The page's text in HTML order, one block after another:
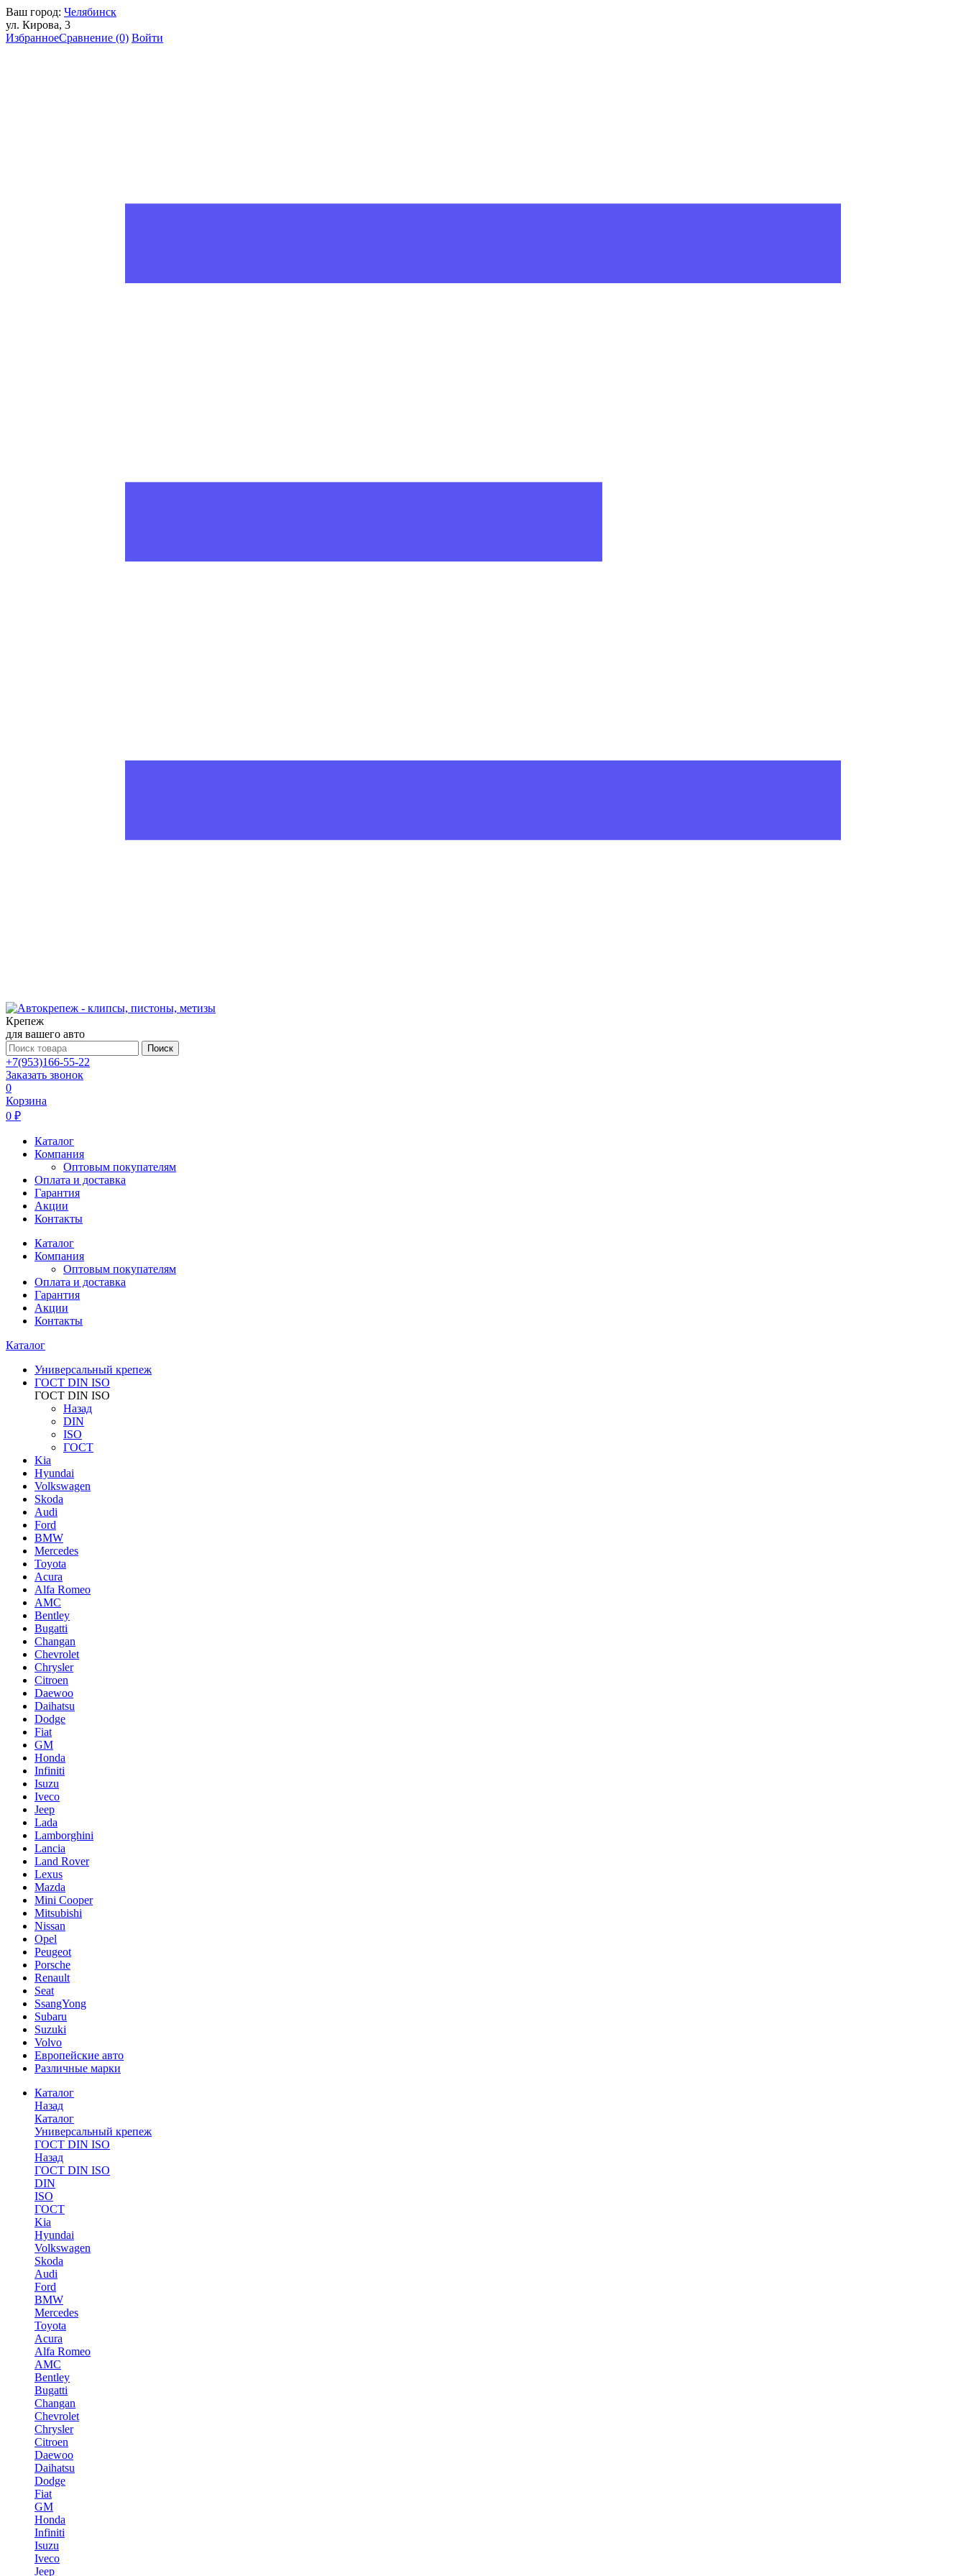
Ваш город: Челябинск
ул. Кирова, 3
ИзбранноеСравнение (0) Войти
Крепеж
для вашего авто
Поиск
+7(953)166-55-22
Заказать звонок
0
Корзина
0 ₽
Каталог
Компания
Оптовым покупателям
Оплата и доставка
Гарантия
Акции
Контакты
Каталог
Компания
Оптовым покупателям
Оплата и доставка
Гарантия
Акции
Контакты
Каталог
Универсальный крепеж
ГОСТ DIN ISO
ГОСТ DIN ISO
Назад
DIN
ISO
ГОСТ
Kia
Hyundai
Volkswagen
Skoda
Audi
Ford
BMW
Mercedes
Toyota
Acura
Alfa Romeo
AMC
Bentley
Bugatti
Changan
Chevrolet
Chrysler
Citroen
Daewoo
Daihatsu
Dodge
Fiat
GM
Honda
Infiniti
Isuzu
Iveco
Jeep
Lada
Lamborghini
Lancia
Land Rover
Lexus
Mazda
Mini Cooper
Mitsubishi
Nissan
Opel
Peugeot
Porsche
Renault
Seat
SsangYong
Subaru
Suzuki
Volvo
Европейские авто
Различные марки
Каталог
Назад
Каталог
Универсальный крепеж
ГОСТ DIN ISO
Назад
ГОСТ DIN ISO
DIN
ISO
ГОСТ
Kia
Hyundai
Volkswagen
Skoda
Audi
Ford
BMW
Mercedes
Toyota
Acura
Alfa Romeo
AMC
Bentley
Bugatti
Changan
Chevrolet
Chrysler
Citroen
Daewoo
Daihatsu
Dodge
Fiat
GM
Honda
Infiniti
Isuzu
Iveco
Jeep